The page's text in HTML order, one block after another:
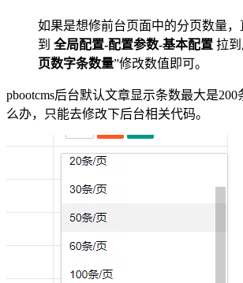
如果是想修前台页面中的分页数量
到 全局配置-配置参数-基本配置 拉
页数字条数量”修改数值即可。
pbootcms后台默认文章显示条数最大是
么办，只能去修改下后台相关代码。